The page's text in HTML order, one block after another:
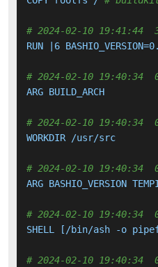
# 2024-02-10 19:41:44
RUN |6
# 2024-02-10 19:40:34
ARG BUILD_ARCH
# 2024-02-10 19:40:34
WORKDIR /usr/src
# 2024-02-10 19:40:34
ARG BASHIO_VERSION
# 2024-02-10 19:40:34
SHELL [/bin/ash -o
# 2024-02-10 19:40:34  0.00B